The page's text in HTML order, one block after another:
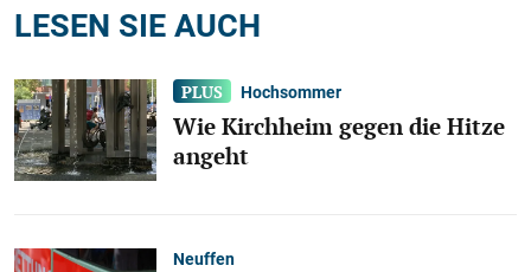
LESEN SIE AUCH
Hochsommer
Wie Kirchheim gegen die Hitze
angeht
Neuffen